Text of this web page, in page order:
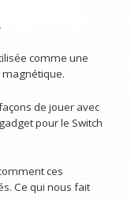
comme une
magnétique.
de jouer avec
pour le Switch
ces
Ce qui nous fait